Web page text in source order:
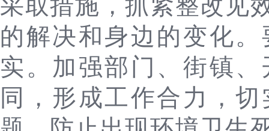
采取措施，抓紧整改见
的解决和身边的变化
实。加强部门、街镇
同，形成工作合力，